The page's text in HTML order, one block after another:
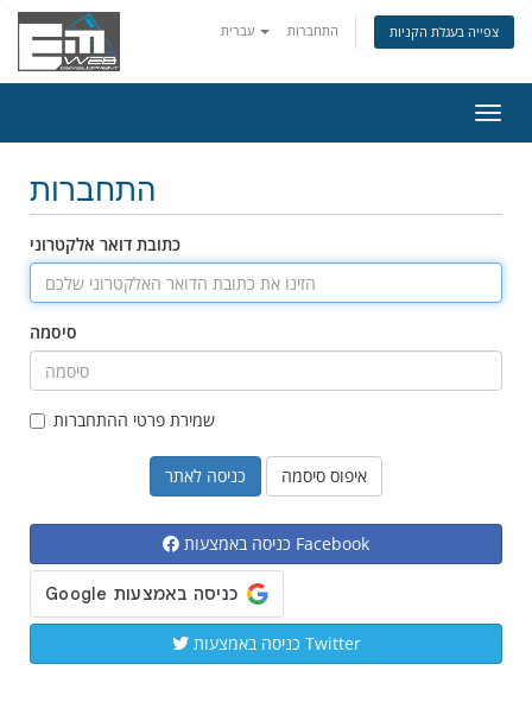
התחברות צפייה בעגלת הקניות
ניווט
התחברות
כתובת דואר אלקטרוני
סיסמה
שמירת פרטי ההתחברות
איפוס סיסמה
כניסה באמצעות Facebook
כניסה באמצעות Twitter